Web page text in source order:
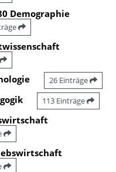
Demographie
26 Einträge
113 Einträge